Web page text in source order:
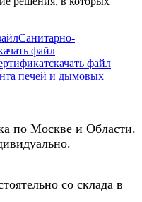
Санитарно-
файл
скачать файл
печей и дымовых
по Москве и Области.
со склада в